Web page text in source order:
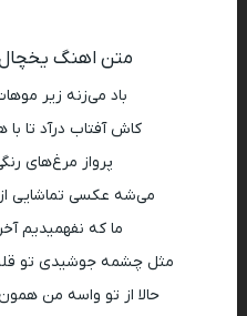
متن اهنگ یخچال
باد می‌زنه زیر
کاش آفتاب درآد تا
پرواز مرغ‌های
می‌شه عکسی تماشایی
ما که نفهمیدیم
مثل چشمه جوشیدی تو
حالا از تو واسه من